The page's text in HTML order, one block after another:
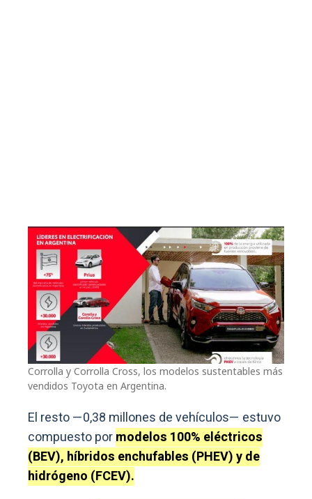
Corrolla y Corrolla Cross, los modelos sustentables más
vendidos Toyota en Argentina.
El resto —0,38 millones de vehículos— estuvo
compuesto pormodelos 100% eléctricos
(BEV), híbridos enchufables (PHEV) y de
hidrógeno (FCEV).